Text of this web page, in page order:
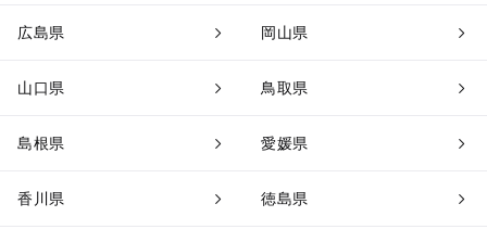
広島県 岡山県
山口県 鳥取県
島根県 愛媛県
香川県 徳島県